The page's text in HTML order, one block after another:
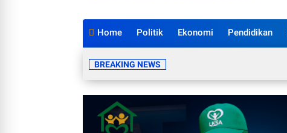
Home Politik Ekonomi Pendidikan
BREAKING NEWS